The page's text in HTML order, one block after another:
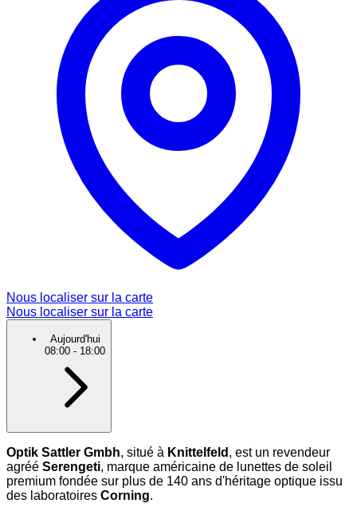
Nous localiser sur la carte
Nous localiser sur la carte
Aujourd'hui
08:00 - 18:00
Optik Sattler Gmbh, situé à Knittelfeld , est un revendeur
agréé Serengeti, marque américaine de lunettes de soleil
premium fondée sur plus de 140 ans d'héritage optique issu
des laboratoires Corning.